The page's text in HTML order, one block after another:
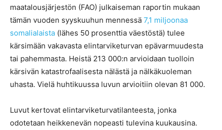
maatalousjärjestön (FAO) julkaiseman raportin mukaan
tämän vuoden syyskuuhun mennessä 7,1 miljoonaa
somalialaista (lähes 50 prosenttia väestöstä) tulee
kärsimään vakavasta elintarviketurvan epävarmuudesta
tai pahemmasta. Heistä 213 000:n arvioidaan tuolloin
kärsivän katastrofaalisesta nälästä ja nälkäkuoleman
uhasta. Vielä huhtikuussa luvun arvioitiin olevan 81 000.
Luvut kertovat elintarviketurvatilanteesta, jonka
odotetaan heikkenevän nopeasti tulevina kuukausina.